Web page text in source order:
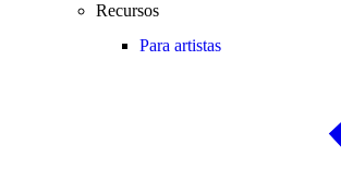
Recursos
Para artistas